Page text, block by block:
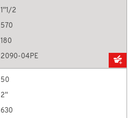
1''1/2
570
180
2090-04PE
50
2''
630